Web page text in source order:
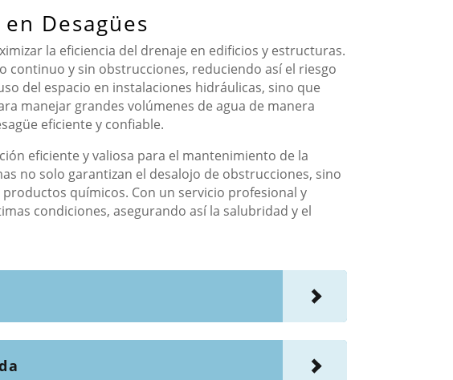
Desagües
la eficiencia del drenaje en edificios y estructuras.
continuo y sin obstrucciones, reduciendo así el riesgo
del espacio en instalaciones hidráulicas, sino que
manejar grandes volúmenes de agua de manera
eficiente y confiable.
eficiente y valiosa para el mantenimiento de la
no solo garantizan el desalojo de obstrucciones, sino
químicos. Con un servicio profesional y
condiciones, asegurando así la salubridad y el